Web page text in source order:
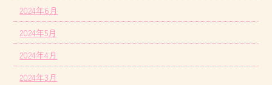
2024年6月
2024年5月
2024年4月
2024年3月